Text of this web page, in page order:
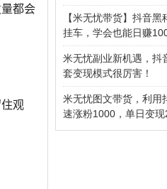
都会
观
【米无忧带货】抖音
挂车，学会也能日赚
米无忧副业新机遇，抖
套变现模式很厉害！
米无忧图文带货，利用
速涨粉1000，单日变现